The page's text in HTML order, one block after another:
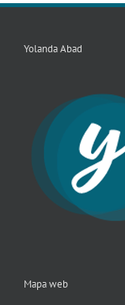
Yolanda Abad
Mapa web